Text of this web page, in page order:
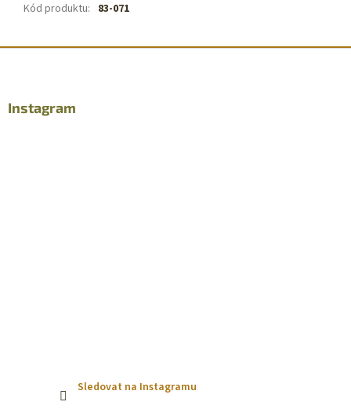
Kód produktu: 83-071
Instagram
Sledovat na Instagramu